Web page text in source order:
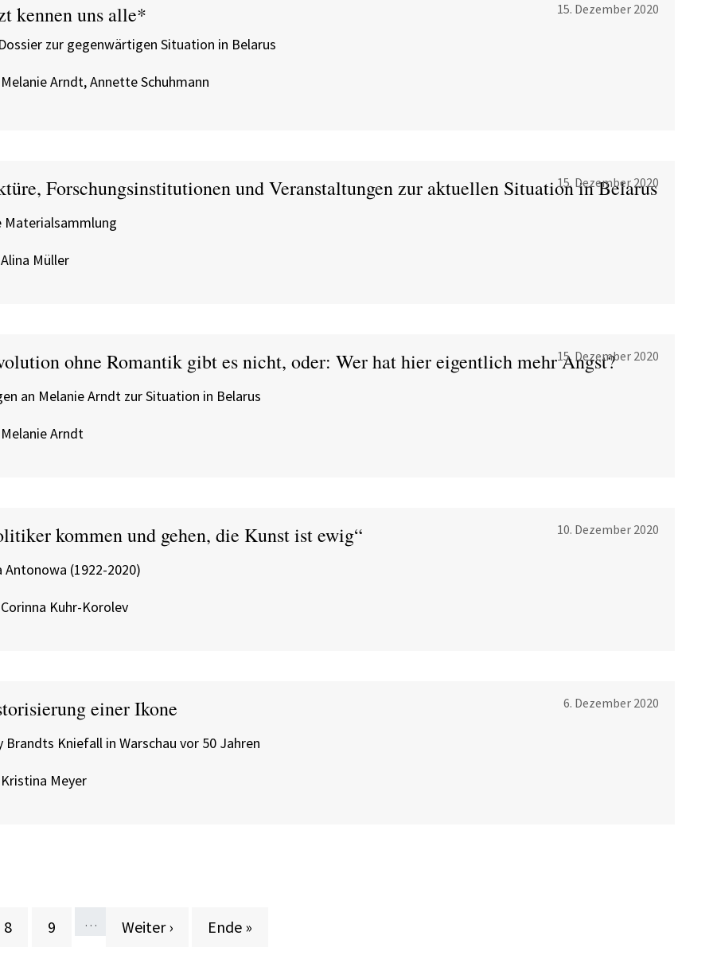
kennen uns alle*
zur gegenwärtigen Situation in Belarus
Arndt, Annette Schuhmann
15. Dezember 2020
Forschungsinstitutionen und Veranstaltungen zur aktuellen Situation in Belarus
Materialsammlung
Müller
15. Dezember 2020
ohne Romantik gibt es nicht, oder: Wer hat hier eigentlich mehr Angst?
an Melanie Arndt zur Situation in Belarus
Arndt
15. Dezember 2020
kommen und gehen, die Kunst ist ewig“
Antonowa (1922-2020)
Kuhr-Korolev
10. Dezember 2020
einer Ikone
Brandts Kniefall in Warschau vor 50 Jahren
Meyer
6. Dezember 2020
Seite
8 Seite
9 … Nächste Seite
Weiter › Letzte Seite
Ende »